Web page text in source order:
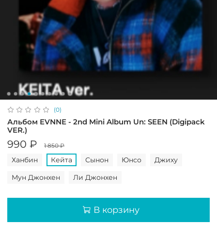
(0)
Альбом EVNNE - 2nd Mini Album Un: SEEN (Digipack
VER.)
990 ₽ 1 850 ₽
Ханбин Кейта Сынон Юнсо Джиху
Мун Джонхен Ли Джонхен
В корзину